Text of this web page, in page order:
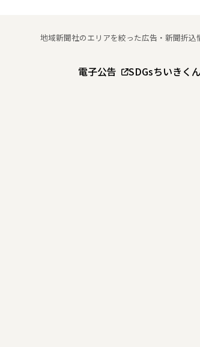
地域新聞社のエリアを絞った広告・新聞折込
電子公告 SDGsちいきく